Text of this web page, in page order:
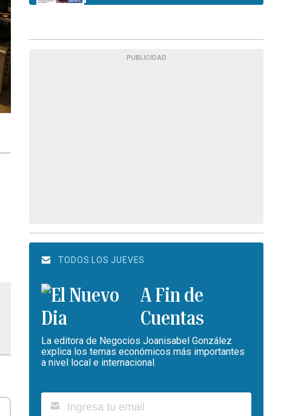
PUBLICIDAD
TODOS LOS JUEVES
A Fin de
Cuentas
La editora de Negocios Joanisabel González
explica los temas económicos más importantes
a nivel local e internacional.